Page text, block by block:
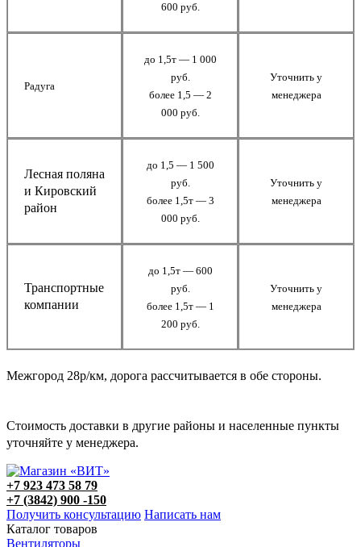
600 руб.
Радуга
до 1,5т — 1 000
руб.
более 1,5 — 2
000 руб.
Уточнить у
менеджера
Лесная поляна
и Кировский
район
до 1,5 — 1 500
руб.
более 1,5т — 3
000 руб.
Уточнить у
менеджера
Транспортные
компании
до 1,5т — 600
руб.
более 1,5т — 1
200 руб.
Уточнить у
менеджера
Межгород 28р/км, дорога рассчитывается в обе стороны.
Стоимость доставки в другие районы и населенные пункты
уточняйте у менеджера.
+7 923 473 58 79
+7 (3842) 900 -150
Получить консультацию Написать нам
Каталог товаров
Вентиляторы